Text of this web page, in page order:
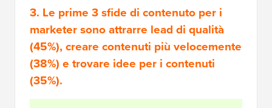
3. Le prime 3 sfide di contenuto per i
marketer sono attrarre lead di qualità
(45%), creare contenuti più velocemente
(38%) e trovare idee per i contenuti
(35%).